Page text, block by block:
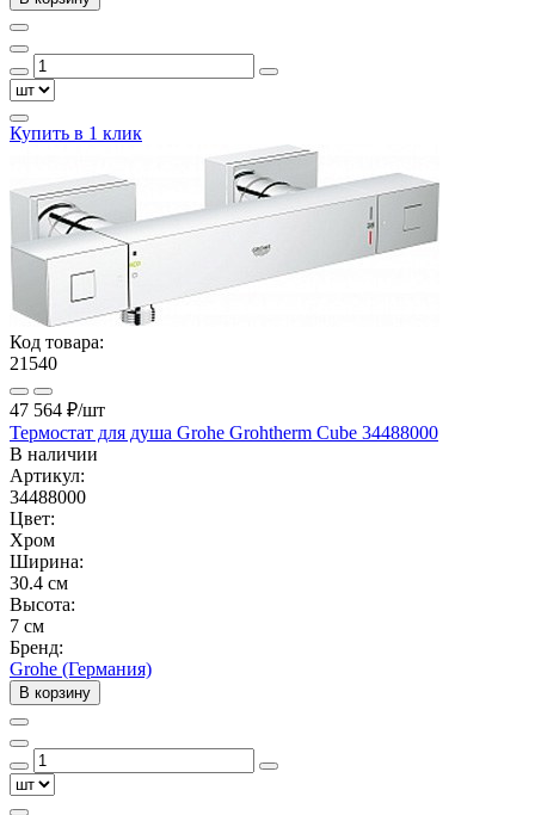
Купить в 1 клик
Код товара:
21540
47 564 ₽/шт
Термостат для душа Grohe Grohtherm Cube 34488000
В наличии
Артикул:
34488000
Цвет:
Хром
Ширина:
30.4 см
Высота:
7 см
Бренд:
Grohe (Германия)
В корзину